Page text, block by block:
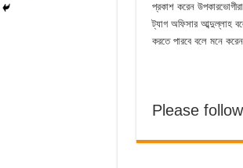
প্রকাশ করেন
ট্যাগ অফিসার আব্দুল্লাহ
করতে পারবে বলে মনে
Please